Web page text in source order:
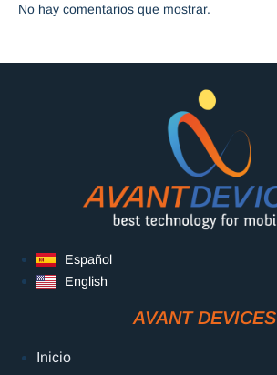
No hay comentarios que mostrar.
Español
English
AVANT DEVICES
Inicio